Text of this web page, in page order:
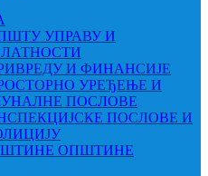
УПРАВУ И
И ФИНАНСИЈЕ
УРЕЂЕЊЕ И
ПОСЛОВЕ
ПОСЛОВЕ И
ОПШТИНЕ